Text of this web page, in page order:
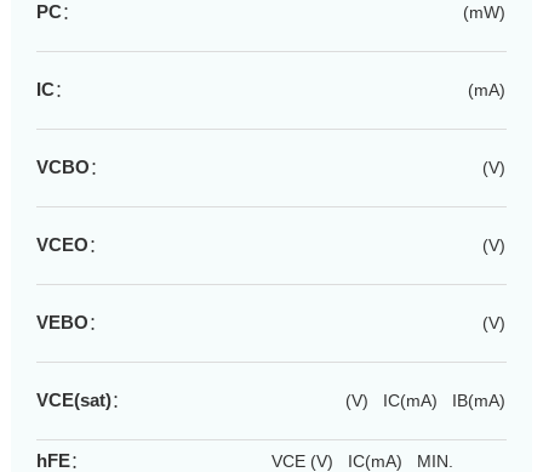
PC： (mW)
IC： (mA)
VCBO： (V)
VCEO： (V)
VEBO： (V)
VCE(sat)： (V) IC(mA) IB(mA)
hFE：
VCE (V) IC(mA) MIN.